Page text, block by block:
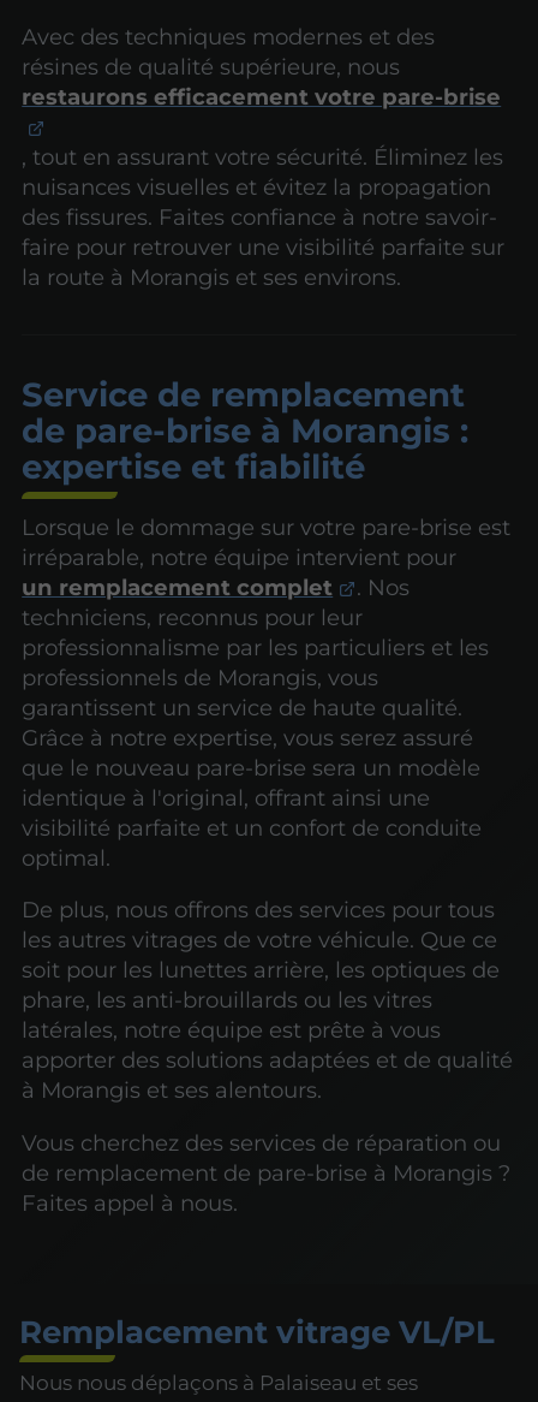
Avec des techniques modernes et des
résines de qualité supérieure, nous
restaurons efficacement votre pare-brise
, tout en assurant votre sécurité. Éliminez les
nuisances visuelles et évitez la propagation
des fissures. Faites confiance à notre savoir-
faire pour retrouver une visibilité parfaite sur
la route à Morangis et ses environs.
Service de remplacement
de pare-brise à Morangis :
expertise et fiabilité
Lorsque le dommage sur votre pare-brise est
irréparable, notre équipe intervient pour
un remplacement complet
. Nos
techniciens, reconnus pour leur
professionnalisme par les particuliers et les
professionnels de Morangis, vous
garantissent un service de haute qualité.
Grâce à notre expertise, vous serez assuré
que le nouveau pare-brise sera un modèle
identique à l'original, offrant ainsi une
visibilité parfaite et un confort de conduite
optimal.
De plus, nous offrons des services pour tous
les autres vitrages de votre véhicule. Que ce
soit pour les lunettes arrière, les optiques de
phare, les anti-brouillards ou les vitres
latérales, notre équipe est prête à vous
apporter des solutions adaptées et de qualité
à Morangis et ses alentours.
Vous cherchez des services de réparation ou
de remplacement de pare-brise à Morangis ?
Faites appel à nous.
Remplacement vitrage VL/PL
Nous nous déplaçons à Palaiseau et ses